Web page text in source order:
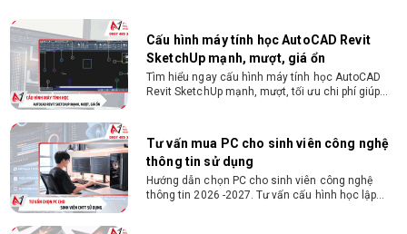
Cấu hình máy tính học AutoCAD Revit
SketchUp mạnh, mượt, giá ổn
Tìm hiểu ngay cấu hình máy tính học AutoCAD
Revit SketchUp mạnh, mượt, tối ưu chi phí giúp
Tư vấn mua PC cho sinh viên công nghệ
thông tin sử dụng
Hướng dẫn chọn PC cho sinh viên công nghệ
thông tin 2026 -2027. Tư vấn cấu hình học lập